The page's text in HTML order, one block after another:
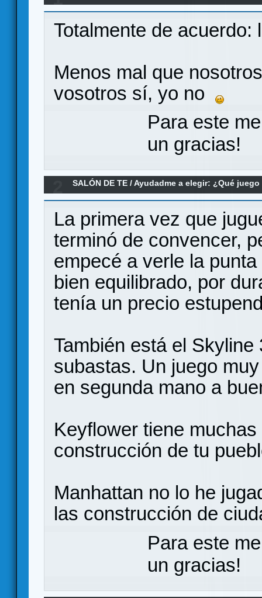
pase el estado de alarma?
Totalmente de acuerdo:
Menos mal que
vosotros sí, yo no
Para este
un gracias!
SALÓN DE TE /Ayudadme a elegir: ¿Qué
elegir city buildings
La primera vez que
terminó de convencer,
empecé a verle la
bien equilibrado, por
tenía un precio
También está el
subastas. Un juego
en segunda mano a
Keyflower tiene
construcción de tu
Manhattan no lo he
las construcción de
Para este
un gracias!